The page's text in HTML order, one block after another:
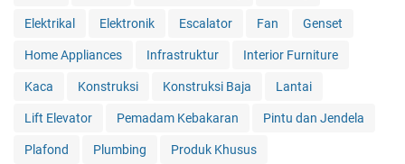
Elektrikal Elektronik Escalator Fan Genset
Home Appliances Infrastruktur Interior Furniture
Kaca Konstruksi Konstruksi Baja Lantai
Lift Elevator Pemadam Kebakaran Pintu dan Jendela
Plafond Plumbing Produk Khusus